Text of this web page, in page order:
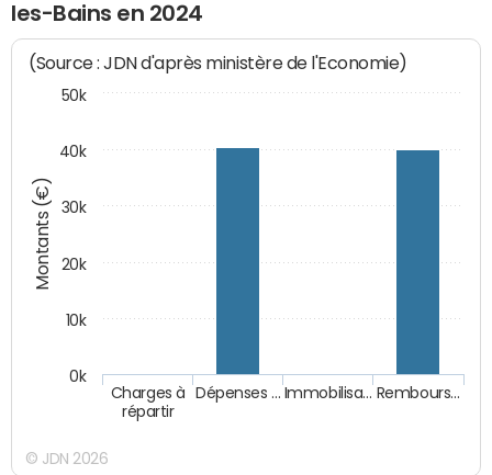
les-Bains en 2024
Montants (€)
(Source : JDN d'après ministère de l'Economie)
Charges à
répartir
Dépenses … Immobilisa… Rembours…
0k
10k
20k
30k
40k
50k
© JDN 2026